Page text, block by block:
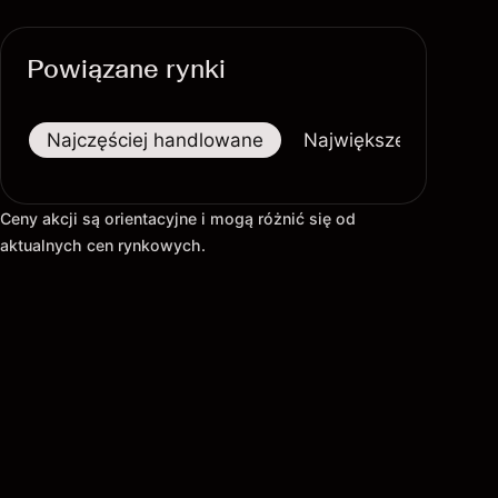
Powiązane rynki
Najczęściej handlowane Największe wzrosty
Ceny akcji są orientacyjne i mogą różnić się od
aktualnych cen rynkowych.